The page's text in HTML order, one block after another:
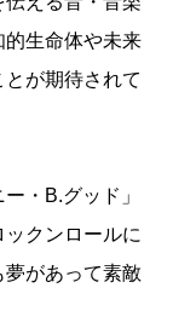
生命体や未来
が期待されて
・B.グッド」
クンロールに
があって素敵